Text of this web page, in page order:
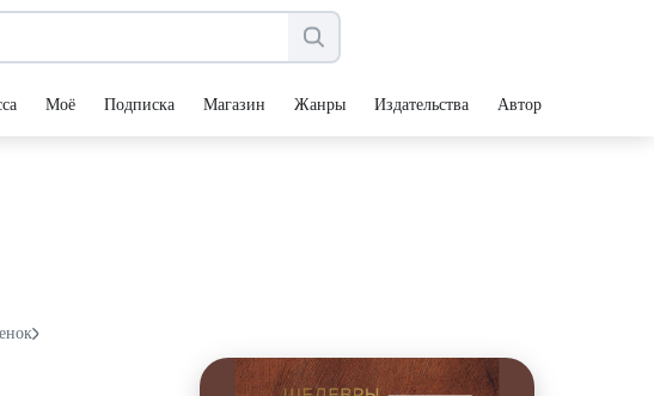
Моё Подписка Магазин Жанры Издательства Авторы